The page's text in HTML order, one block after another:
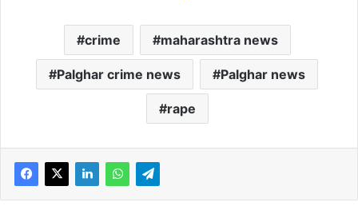
crime maharashtra news
Palghar crime news Palghar news
rape